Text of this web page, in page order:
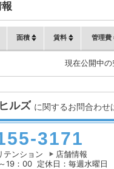
面積 賃料 管理費
現在公開中の
ルズ に関するお問合わせ
3171
テンション
店舗情報
19：00 定休日：毎週水曜日